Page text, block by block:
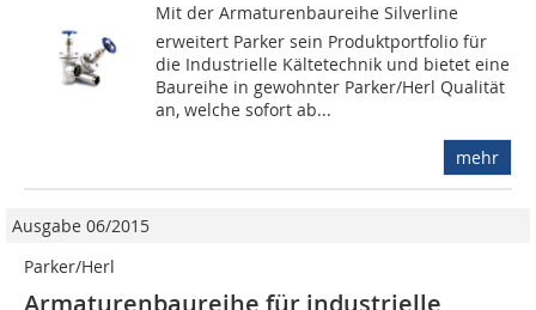
Mit der Armaturenbaureihe Silverline
erweitert Parker sein Produktportfolio für
die Industrielle Kältetechnik und bietet eine
Baureihe in gewohnter Parker/Herl Qualität
an, welche sofort ab...
mehr
Ausgabe 06/2015
Parker/Herl